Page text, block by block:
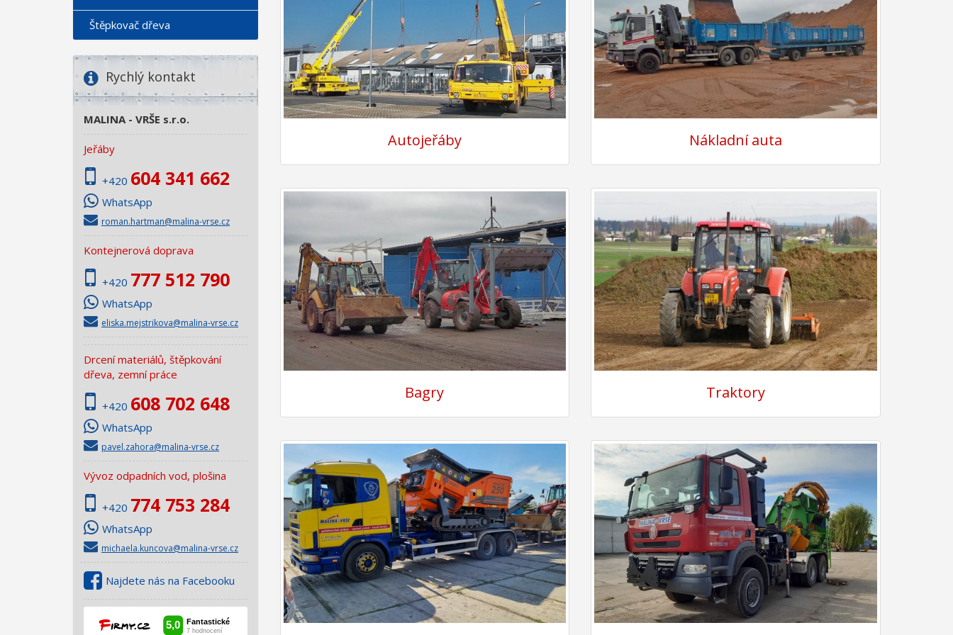
Štěpkovač dřeva
Rychlý kontakt
MALINA - VRŠE s.r.o.
Jeřáby
+420 604 341 662
WhatsApp
roman.hartman@malina-vrse.cz
Kontejnerová doprava
+420 777 512 790
WhatsApp
eliska.mejstrikova@malina-vrse.cz
Drcení materiálů, štěpkování
dřeva, zemní práce
+420 608 702 648
WhatsApp
pavel.zahora@malina-vrse.cz
Vývoz odpadních vod, plošina
+420 774 753 284
WhatsApp
michaela.kuncova@malina-vrse.cz
Najdete nás na Facebooku
Autojeřáby Nákladní auta
Bagry Traktory